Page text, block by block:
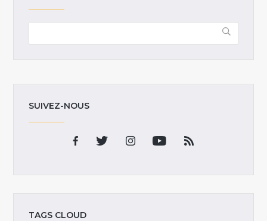
SUIVEZ-NOUS
TAGS CLOUD